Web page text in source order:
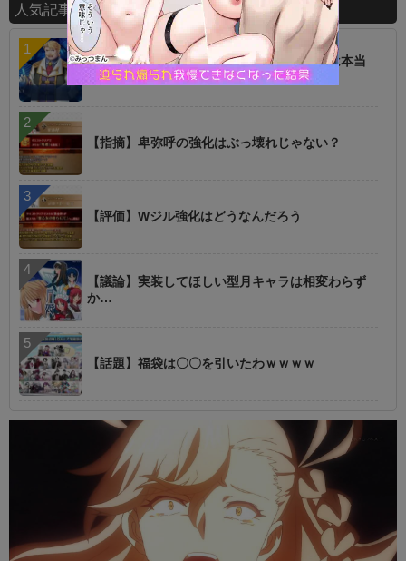
人気記事ランキング
【話題】低レアを育てた方が強いというのは本当
に罠
【指摘】卑弥呼の強化はぶっ壊れじゃない？
【評価】Wジル強化はどうなんだろう
【議論】実装してほしい型月キャラは相変わらず
か…
【話題】福袋は〇〇を引いたわｗｗｗｗ